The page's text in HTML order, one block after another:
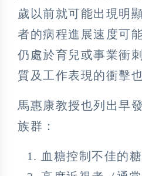
歲以前就可能出現明
者的病程進展速度可
仍處於育兒或事業衝
質及工作表現的衝擊也
馬惠康教授也列出早
族群：
血糖控制不佳的